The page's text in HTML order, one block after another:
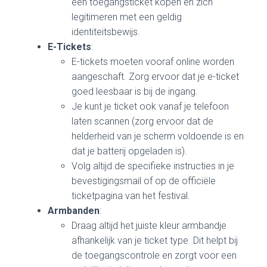
legitimeren met een geldig
identiteitsbewijs.
E-Tickets:
E-tickets moeten vooraf online worden
aangeschaft. Zorg ervoor dat je e-ticket
goed leesbaar is bij de ingang.
Je kunt je ticket ook vanaf je telefoon
laten scannen (zorg ervoor dat de
helderheid van je scherm voldoende is en
dat je batterij opgeladen is).
Volg altijd de specifieke instructies in je
bevestigingsmail of op de officiële
ticketpagina van het festival.
Armbanden:
Draag altijd het juiste kleur armbandje
afhankelijk van je ticket type. Dit helpt bij
de toegangscontrole en zorgt voor een